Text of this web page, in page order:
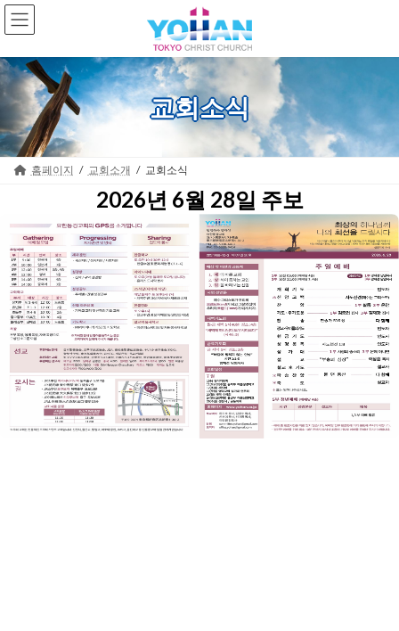
Skip
to
the
Skip
to
the
교회소식
홈페이지 교회소개 교회소식
2026년 6월 28일 주보